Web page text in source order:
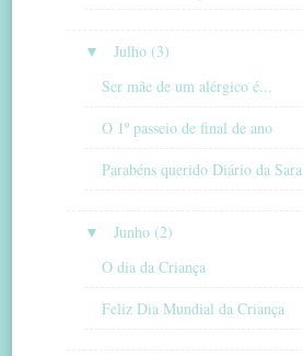
▼
Julho (3)
Ser mãe de um alérgico é...
O 1º passeio de final de ano
Parabéns querido Diário da Sara
▼
Junho (2)
O dia da Criança
Feliz Dia Mundial da Criança